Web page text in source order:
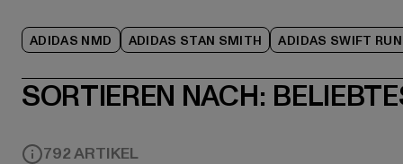
ADIDAS NMD ADIDAS STAN SMITH ADIDAS SWIFT RUN
SORTIEREN NACH:
792 ARTIKEL